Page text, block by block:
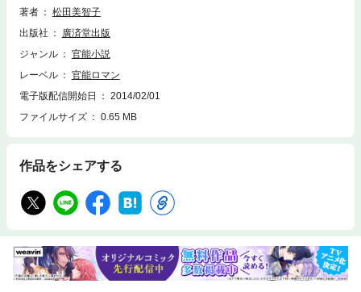
シリーズ』の原作者が「女子高生監禁」をテーマに新展開を見せる。
著者
松田美智子
出版社
廣済堂出版
ジャンル
官能小説
レーベル
官能ロマン
電子版配信開始日
2014/02/01
ファイルサイズ
0.65 MB
作品をシェアする